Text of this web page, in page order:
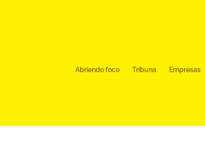
Abriendo foco Tribuna Empresas